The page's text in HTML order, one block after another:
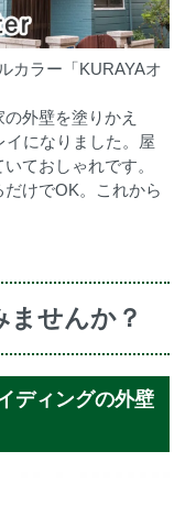
カラー「KURAYAオ
外壁を塗りかえ
になりました。屋
ておしゃれです。
けでOK。これから
ませんか？
ディングの外壁